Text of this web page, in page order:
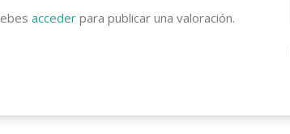
acceder para publicar una valoración.